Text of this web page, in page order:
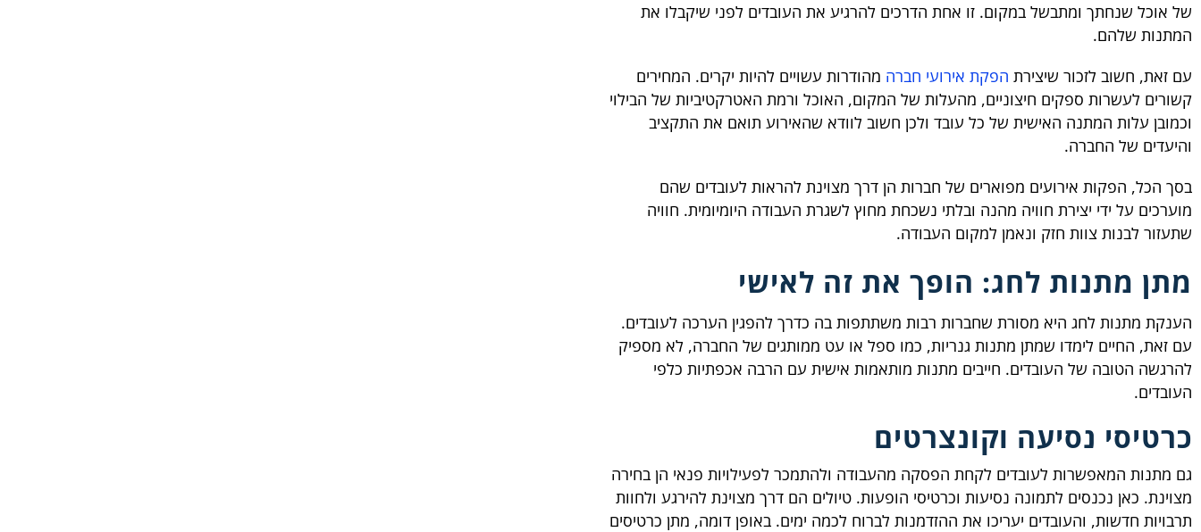
של אוכל שנחתך ומתבשל במקום. זו אחת הדרכים להרגיע את העובדים לפני שיקבלו את
המתנות שלהם.
עם זאת, חשוב לזכור שיצירת הפקת אירועי חברה מהודרות עשויים להיות יקרים. המחירים
קשורים לעשרות ספקים חיצוניים, מהעלות של המקום, האוכל ורמת האטרקטיביות של הבילוי
וכמובן עלות המתנה האישית של כל עובד ולכן חשוב לוודא שהאירוע תואם את התקציב
והיעדים של החברה.
בסך הכל, הפקות אירועים מפוארים של חברות הן דרך מצוינת להראות לעובדים שהם
מוערכים על ידי יצירת חוויה מהנה ובלתי נשכחת מחוץ לשגרת העבודה היומיומית. חוויה
שתעזור לבנות צוות חזק ונאמן למקום העבודה.
מתן מתנות לחג: הופך את זה לאישי
הענקת מתנות לחג היא מסורת שחברות רבות משתתפות בה כדרך להפגין הערכה לעובדים.
עם זאת, החיים לימדו שמתן מתנות גנריות, כמו ספל או עט ממותגים של החברה, לא מספיק
להרגשה הטובה של העובדים. חייבים מתנות מותאמות אישית עם הרבה אכפתיות כלפי
העובדים.
כרטיסי נסיעה וקונצרטים
גם מתנות המאפשרות לעובדים לקחת הפסקה מהעבודה ולהתמכר לפעילויות פנאי הן בחירה
מצוינת. כאן נכנסים לתמונה נסיעות וכרטיסי הופעות. טיולים הם דרך מצוינת להירגע ולחוות
תרבויות חדשות, והעובדים יעריכו את ההזדמנות לברוח לכמה ימים. באופן דומה, מתן כרטיסים